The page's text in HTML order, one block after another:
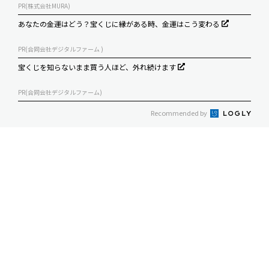
PR(株式会社MURA)
あなたの金運はどう？宝くじに縁がある時、金運はこう変わる
PR(合同会社デジタルファーム )
宝くじを知らないまま買う人ほど、外れ続けます
PR(合同会社デジタルファーム)
Recommended by